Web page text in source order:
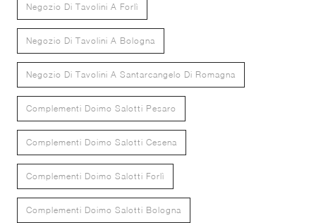
Negozio Di Tavolini A Forlì
Negozio Di Tavolini A Bologna
Negozio Di Tavolini A Santarcangelo Di Romagna
Complementi Doimo Salotti Pesaro
Complementi Doimo Salotti Cesena
Complementi Doimo Salotti Forlì
Complementi Doimo Salotti Bologna